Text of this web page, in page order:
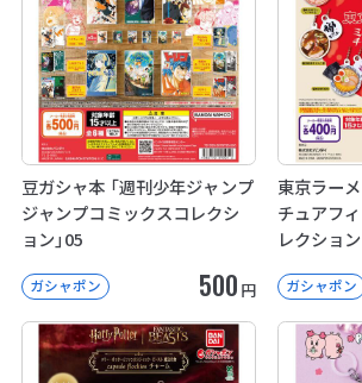
豆ガシャ本 「週刊少年ジャンプ
ジャンプコミックスコレクシ
ョン」05
ガシャポン 500 円
東京ラー
チュアフ
レクショ
ガシャポン